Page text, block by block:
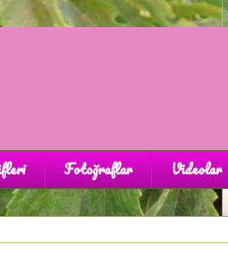
Fotoğraflar Videolar